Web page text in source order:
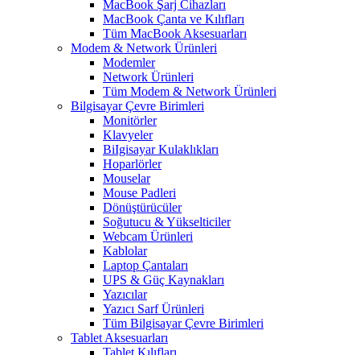
MacBook Şarj Cihazları
MacBook Çanta ve Kılıfları
Tüm MacBook Aksesuarları
Modem & Network Ürünleri
Modemler
Network Ürünleri
Tüm Modem & Network Ürünleri
Bilgisayar Çevre Birimleri
Monitörler
Klavyeler
BiIgisayar Kulaklıkları
Hoparlörler
Mouselar
Mouse Padleri
Dönüştürücüler
Soğutucu & Yükselticiler
Webcam Ürünleri
Kablolar
Laptop Çantaları
UPS & Güç Kaynakları
Yazıcılar
Yazıcı Sarf Ürünleri
Tüm Bilgisayar Çevre Birimleri
Tablet Aksesuarları
Tablet Kılıfları